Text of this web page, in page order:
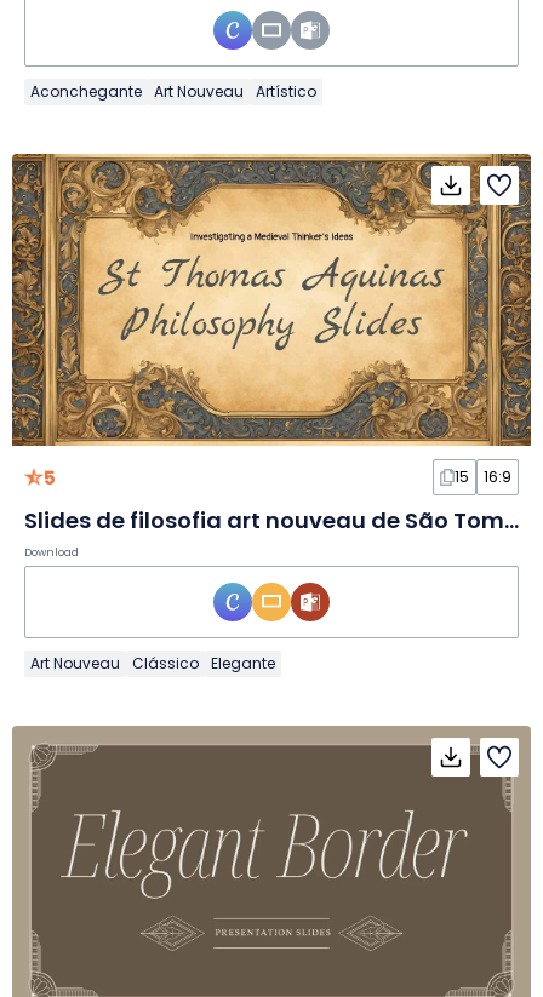
Aconchegante Art Nouveau Artístico
5 15 16:9
Slides de filosofia art nouveau de São Tomás de Aquino
Download
Art Nouveau Clássico Elegante